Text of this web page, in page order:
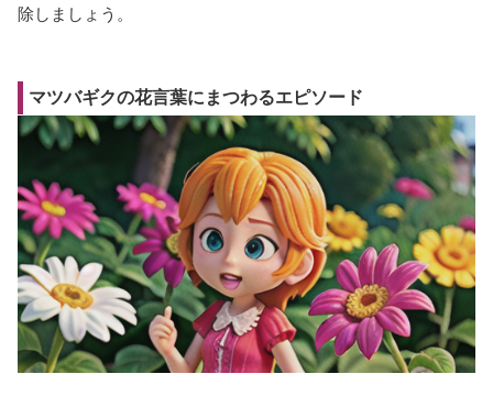
除しましょう。
マツバギクの花言葉にまつわるエピソード